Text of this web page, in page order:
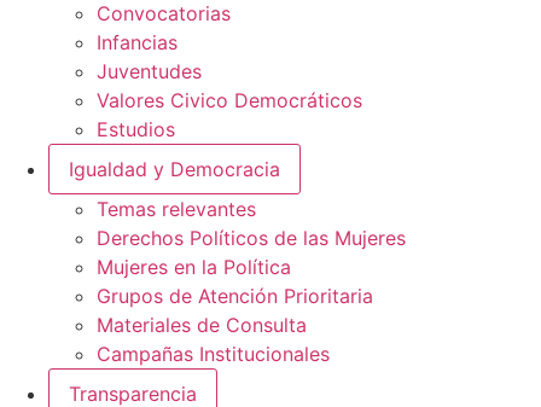
Convocatorias
Infancias
Juventudes
Valores Civico Democráticos
Estudios
Igualdad y Democracia
Temas relevantes
Derechos Políticos de las Mujeres
Mujeres en la Política
Grupos de Atención Prioritaria
Materiales de Consulta
Campañas Institucionales
Transparencia